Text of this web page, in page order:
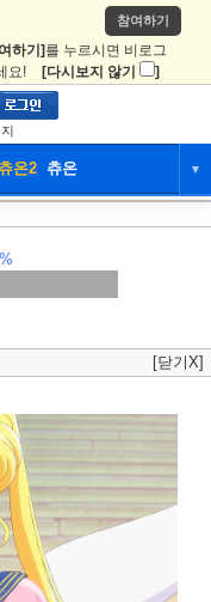
참여하기
하기] 를 누르시면 비로그
요! [다시보지 않기 ]
츄온2 츄온 ▼
니티
2
[닫기X]